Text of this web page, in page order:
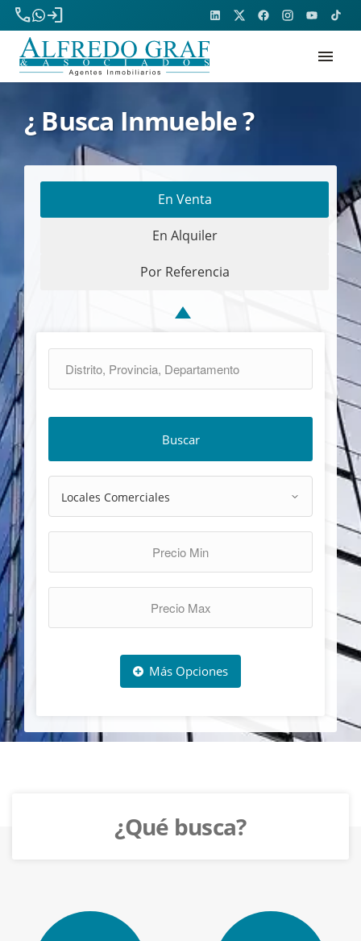
phone
login
menu
¿ Busca Inmueble ?
En Venta
En Alquiler
Por Referencia
Buscar
Más Opciones
¿Qué busca?